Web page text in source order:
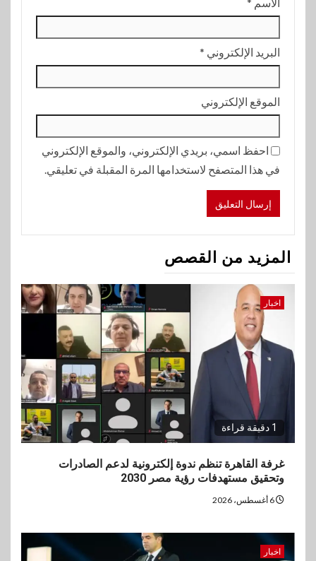
البريد الإلكتروني *
الموقع الإلكتروني
احفظ اسمي، بريدي الإلكتروني، والموقع الإلكتروني
في هذا المتصفح لاستخدامها المرة المقبلة في تعليقي.
المزيد من القصص
اخبار
1 دقيقة قراءة
غرفة القاهرة تنظم ندوة إلكترونية لدعم الصادرات
وتحقيق مستهدفات رؤية مصر 2030
اخبار